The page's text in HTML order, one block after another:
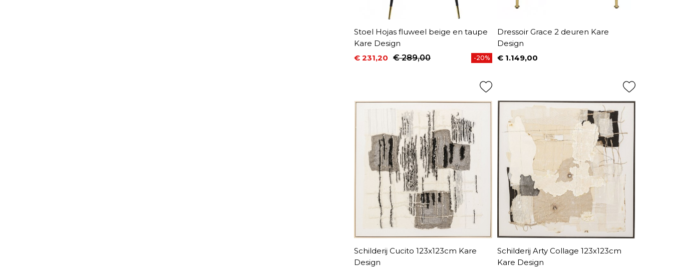
Stoel Hojas fluweel beige en taupe
Kare Design
Prijs
€ 231,20
Normale prijs€ 289,00 -20%
Dressoir Grace 2 deuren Kare
Design
Prijs
€ 1.149,00
Schilderij Cucito 123x123cm Kare
Design
Schilderij Arty Collage 123x123cm
Kare Design